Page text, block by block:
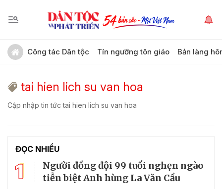
Công tác Dân tộc Tín ngưỡng tôn giáo Bản làng
tai hien lich su van hoa
Cập nhập tin tức tai hien lich su van hoa
ĐỌC NHIỀU
1
Người đồng đội 99 tuổi nghẹn ngào
tiễn biệt Anh hùng La Văn Cầu